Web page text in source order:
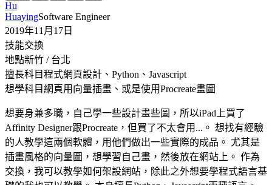
Hu
HuayingSoftware Engineer
2019年11月17日
技能交換
地點新竹 / 台北
擅長科目程式網頁設計、Python、Javascript
想學科目網頁用向量插畫、或是使用Procreate畫圖
想要身兼多職，自己學一些設計畫些圖，所以iPad上買了
Affinity Designer跟Procreate，但買了不太會用...。 想找有經驗
的人教學這兩個軟體，用他們做出一些實際的成品。 尤其是
插畫風格的向量圖，想學習自己畫，然後放在網站上。 作為
交換，我可以教學如何架設網站，除此之外想要學程式語言基